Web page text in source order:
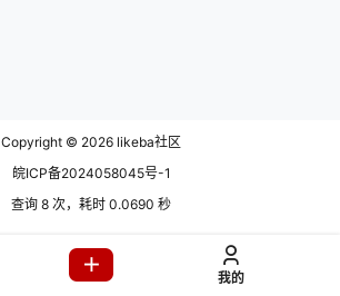
Copyright © 2026 likeba社区
皖ICP备2024058045号-1
查询 8 次，耗时 0.0690 秒
我的